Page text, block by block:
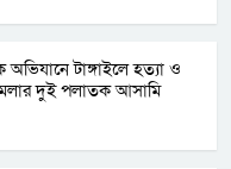
অভিযানে টাঙ্গাইলে হত্যা ও
দুই পলাতক আসামি